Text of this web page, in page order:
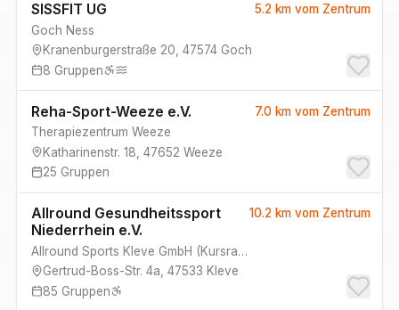
SISSFIT UG
Goch Ness
Kranenburgerstraße 20 47574 Goch
8 Gruppen
5.2 kmvom Zentrum
Reha-Sport-Weeze e.V.
Therapiezentrum Weeze
Katharinenstr. 18 47652 Weeze
25 Gruppen
7.0 kmvom Zentrum
Allround Gesundheitssport
Niederrhein e.V.
Allround Sports Kleve GmbH (Kursraum 3, Kursraum 2, Kursraum 1
Gertrud-Boss-Str. 4a 47533 Kleve
85 Gruppen
10.2 kmvom Zentrum